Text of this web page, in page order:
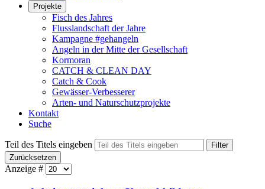
Projekte
Fisch des Jahres
Flusslandschaft der Jahre
Kampagne #gehangeln
Angeln in der Mitte der Gesellschaft
Kormoran
CATCH & CLEAN DAY
Catch & Cook
Gewässer-Verbesserer
Arten- und Naturschutzprojekte
Kontakt
Suche
Teil des Titels eingeben
Filter
Zurücksetzen
Anzeige #